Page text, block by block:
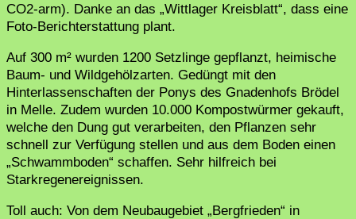
CO2-arm). Danke an das „Wittlager Kreisblatt“, dass eine
Foto-Berichterstattung plant.
Auf 300 m² wurden 1200 Setzlinge gepflanzt, heimische
Baum- und Wildgehölzarten. Gedüngt mit den
Hinterlassenschaften der Ponys des Gnadenhofs Brödel
in Melle. Zudem wurden 10.000 Kompostwürmer gekauft,
welche den Dung gut verarbeiten, den Pflanzen sehr
schnell zur Verfügung stellen und aus dem Boden einen
„Schwammboden“ schaffen. Sehr hilfreich bei
Starkregenereignissen.
Toll auch: Von dem Neubaugebiet „Bergfrieden“ in